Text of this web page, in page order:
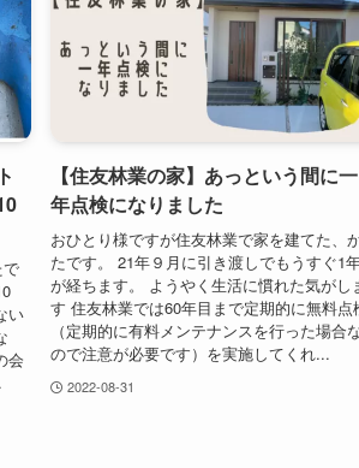
い
会
【住友林業の家】あっという間に一
年点検になりました
おひとり様ですが住友林業で家を建てた、
たです。 21年９月に引き渡しでもうすぐ1
が経ちます。 ようやく生活に慣れた気がし
す 住友林業では60年目まで定期的に無料点
（定期的に有料メンテナンスを行った場合
ので注意が必要です）を実施してくれ...
2022-08-31